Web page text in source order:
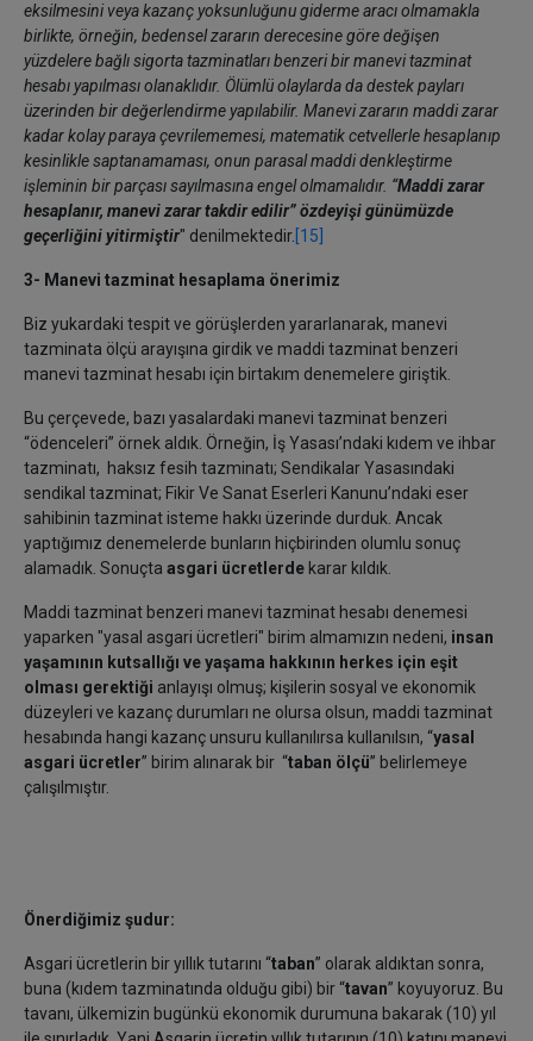
eksilmesini veya kazanç yoksunluğunu giderme aracı olmamakla
birlikte, örneğin, bedensel zararın derecesine göre değişen
yüzdelere bağlı sigorta tazminatları benzeri bir manevi tazminat
hesabı yapılması olanaklıdır. Ölümlü olaylarda da destek payları
üzerinden bir değerlendirme yapılabilir. Manevi zararın maddi zarar
kadar kolay paraya çevrilememesi, matematik cetvellerle hesaplanıp
kesinlikle saptanamaması, onun parasal maddi denkleştirme
işleminin bir parçası sayılmasına engel olmamalıdır. “Maddi zarar
hesaplanır, manevi zarar takdir edilir” özdeyişi günümüzde
geçerliğini yitirmiştir" denilmektedir. [15]
3- Manevi tazminat hesaplama önerimiz
Biz yukardaki tespit ve görüşlerden yararlanarak, manevi
tazminata ölçü arayışına girdik ve maddi tazminat benzeri
manevi tazminat hesabı için birtakım denemelere giriştik.
Bu çerçevede, bazı yasalardaki manevi tazminat benzeri
“ödenceleri” örnek aldık. Örneğin, İş Yasası’ndaki kıdem ve ihbar
tazminatı, haksız fesih tazminatı; Sendikalar Yasasındaki
sendikal tazminat; Fikir Ve Sanat Eserleri Kanunu’ndaki eser
sahibinin tazminat isteme hakkı üzerinde durduk. Ancak
yaptığımız denemelerde bunların hiçbirinden olumlu sonuç
alamadık. Sonuçta asgari ücretlerde karar kıldık.
Maddi tazminat benzeri manevi tazminat hesabı denemesi
yaparken "yasal asgari ücretleri" birim almamızın nedeni, insan
yaşamının kutsallığı ve yaşama hakkının herkes için eşit
olması gerektiği anlayışı olmuş; kişilerin sosyal ve ekonomik
düzeyleri ve kazanç durumları ne olursa olsun, maddi tazminat
hesabında hangi kazanç unsuru kullanılırsa kullanılsın, “yasal
asgari ücretler” birim alınarak bir “taban ölçü” belirlemeye
çalışılmıştır.
Önerdiğimiz şudur:
Asgari ücretlerin bir yıllık tutarını “taban” olarak aldıktan sonra,
buna (kıdem tazminatında olduğu gibi) bir “tavan” koyuyoruz. Bu
tavanı, ülkemizin bugünkü ekonomik durumuna bakarak (10) yıl